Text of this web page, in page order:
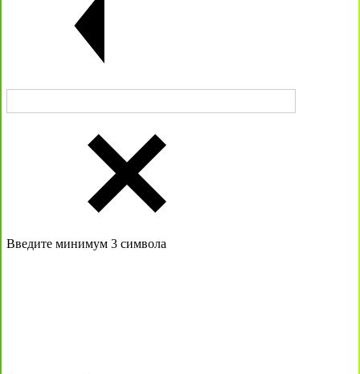
Введите минимум 3 символа